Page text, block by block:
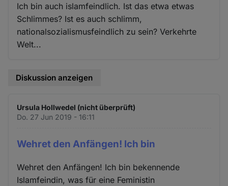
Ich bin auch islamfeindlich. Ist das etwa etwas
Schlimmes? Ist es auch schlimm,
nationalsozialismusfeindlich zu sein? Verkehrte
Welt...
Diskussion anzeigen
Ursula Hollwedel (nicht überprüft)
Do. 27 Jun 2019 - 16:11
Wehret den Anfängen! Ich bin
Wehret den Anfängen! Ich bin bekennende
Islamfeindin, was für eine Feministin